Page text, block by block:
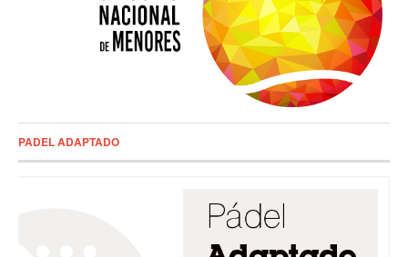
PADEL ADAPTADO